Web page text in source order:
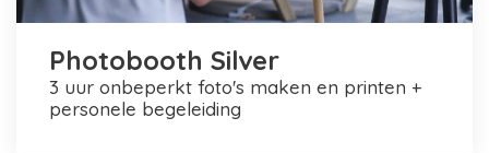
Photobooth Silver
3 uur onbeperkt foto's maken en printen +
personele begeleiding